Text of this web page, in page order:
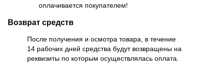
оплачивается покупателем!
Возврат средств
После получения и осмотра товара, в течение
14 рабочих дней средства будут возвращены на
реквизиты по которым осуществлялась оплата.